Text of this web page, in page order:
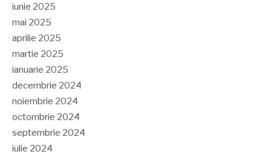
iunie 2025
mai 2025
aprilie 2025
martie 2025
ianuarie 2025
decembrie 2024
noiembrie 2024
octombrie 2024
septembrie 2024
iulie 2024